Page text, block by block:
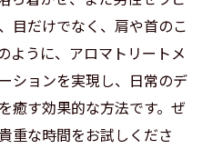
目だけでなく、肩や首のこ
ように、アロマトリートメ
ションを実現し、日常のデ
癒す効果的な方法です。ぜ
重な時間をお試しくださ